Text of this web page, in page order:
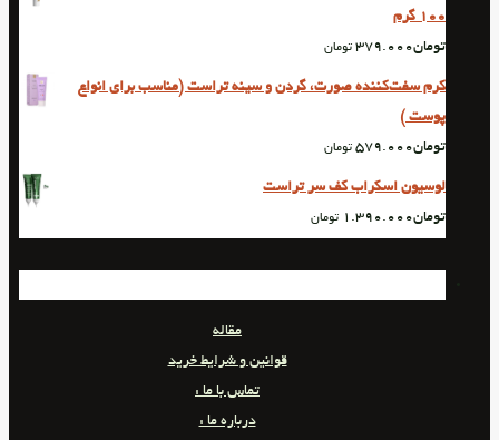
100 گرم
تومان379.000 تومان
کرم سفت‌کننده صورت، گردن و سینه تراست (مناسب برای انواع
پوست )
تومان579.000 تومان
لوسیون اسکراب کف سر تراست
تومان1.390.000 تومان
مقاله
قوانین و شرایط خرید
تماس با ما :
درباره ما :